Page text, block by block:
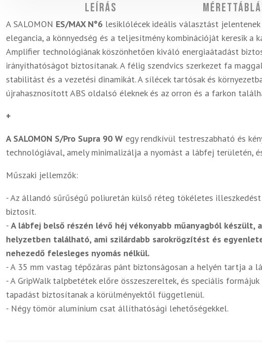
Leírás
A SALOMON ES/MAX N°6 lesiklólécek ideális választást jelentenek
elegancia, a könnyedség és a teljesítmény kombinációját keresik a
Amplifier technológiának köszönhetően kiváló energiaátadást
irányíthatóságot biztosítanak. A félig szendvics szerkezet fa
stabilitást és a vezetési dinamikát. A sílécek tartósak és
újrahasznosított ABS oldalsó éleknek és az orron és a farkon
+
A SALOMON S/Pro Supra 90 W egy rendkívül testreszabható és
technológiával, amely minimalizálja a nyomást a lábfej területén,
Műszaki jellemzők:
- Az állandó sűrűségű poliuretán külső réteg tökéletes
biztosít.
- A lábfej belső részén lévő héj vékonyabb műanyagból készült,
helyzetben található, ami szilárdabb sarokrögzítést és
nehezedő felesleges nyomás nélkül.
- A 35 mm vastag tépőzáras pánt biztonságosan a helyén tartja a
- A GripWalk talpbetétek előre összeszereltek, és speciális
tapadást biztosítanak a körülményektől függetlenül.
- Négy tömör alumínium csat állíthatósági lehetőségekkel.